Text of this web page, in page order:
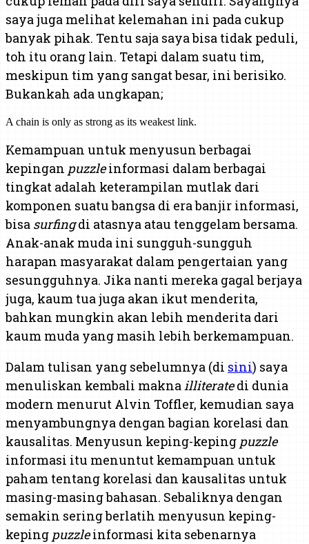
saya juga melihat kelemahan ini pada cukup
banyak pihak. Tentu saja saya bisa tidak peduli,
toh itu orang lain. Tetapi dalam suatu tim,
meskipun tim yang sangat besar, ini berisiko.
Bukankah ada ungkapan;
A chain is only as strong as its weakest link.
Kemampuan untuk menyusun berbagai
kepingan puzzleinformasi dalam berbagai
tingkat adalah keterampilan mutlak dari
komponen suatu bangsa di era banjir informasi,
bisa surfingdi atasnya atau tenggelam bersama.
Anak-anak muda ini sungguh-sungguh
harapan masyarakat dalam pengertaian yang
sesungguhnya. Jika nanti mereka gagal berjaya
juga, kaum tua juga akan ikut menderita,
bahkan mungkin akan lebih menderita dari
kaum muda yang masih lebih berkemampuan.
Dalam tulisan yang sebelumnya (di sini) saya
menuliskan kembali maknailliteratedi dunia
modern menurut Alvin Toffler, kemudian saya
menyambungnya dengan bagian korelasi dan
kausalitas. Menyusun keping-keping puzzle
informasi itu menuntut kemampuan untuk
paham tentang korelasi dan kausalitas untuk
masing-masing bahasan. Sebaliknya dengan
semakin sering berlatih menyusun keping-
keping puzzleinformasi kita sebenarnya